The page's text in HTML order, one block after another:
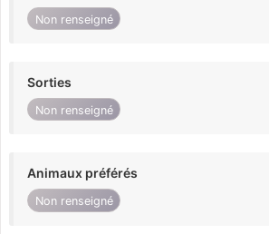
Non renseigné
Sorties
Non renseigné
Animaux préférés
Non renseigné